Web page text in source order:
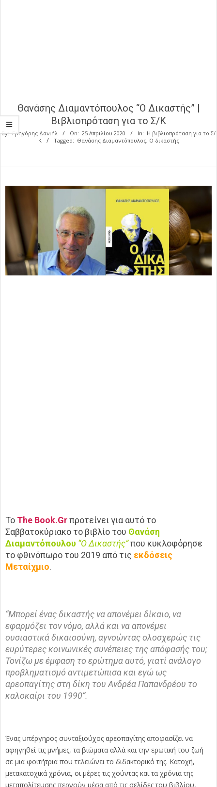
Θανάσης Διαμαντόπουλος “Ο Δικαστής” |
Βιβλιοπρόταση για το Σ/Κ
By: Γρηγόρης Δανιήλ On: 25 Απριλίου 2020 In: Η βιβλιοπρόταση για το Σ/
Κ
Tagged: Θανάσης Διαμαντόπουλος, Ο δικαστής
Το The Book.Grπροτείνει για αυτό το
Σαββατοκύριακο το βιβλίο του Θανάση
Διαμαντόπουλου “Ο Δικαστής”που κυκλοφόρησε
το φθινόπωρο του 2019 από τις εκδόσεις
Μεταίχμιο.
“Μπορεί ένας δικαστής να απονέμει δίκαιο, να
εφαρμόζει τον νόμο, αλλά και να απονέμει
ουσιαστικά δικαιοσύνη, αγνοώντας ολοσχερώς τις
ευρύτερες κοινωνικές συνέπειες της απόφασής του;
Τονίζω με έμφαση το ερώτημα αυτό, γιατί ανάλογο
προβληματισμό αντιμετώπισα και εγώ ως
αρεοπαγίτης στη δίκη του Ανδρέα Παπανδρέου το
καλοκαίρι του 1990”.
Ένας υπέργηρος συνταξιούχος αρεοπαγίτης αποφασίζει να
αφηγηθεί τις μνήμες, τα βιώματα αλλά και την ερωτική του ζωή
σε μια φοιτήτρια που τελειώνει το διδακτορικό της. Κατοχή,
μετακατοχικά χρόνια, οι μέρες τις χούντας και τα χρόνια της
μεταπολίτευσης περνούν μέσα από τις σελίδες του βιβλίου,